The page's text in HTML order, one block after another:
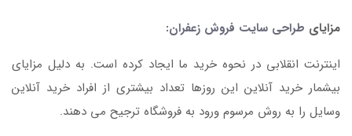
مزایای طراحی سایت فروش زعفران:
اینترنت انقلابی در نحوه خرید ما ایجاد کرده است. به دلیل مزایای
بیشمار خرید آنلاین این روزها تعداد بیشتری از افراد خرید آنلاین
وسایل را به روش مرسوم ورود به فروشگاه ترجیح می دهند.